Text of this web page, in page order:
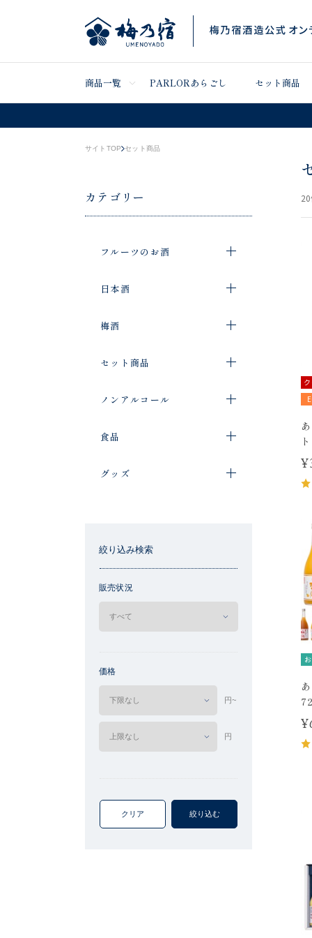
商品一覧 PARLORあらごし セット商品
サイトTOP セット商品
カテゴリー
フルーツのお酒
日本酒
梅酒
セット商品
ノンアルコール
食品
グッズ
絞り込み検索
販売状況
価格
円~
円
クリア 絞り込む
20